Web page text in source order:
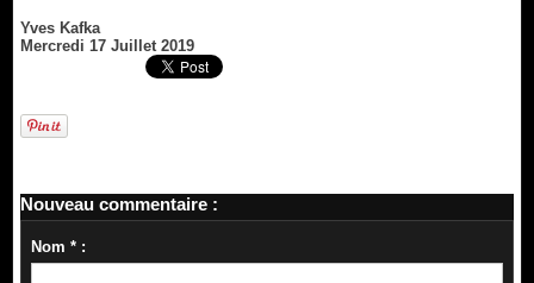
Yves Kafka
Mercredi 17 Juillet 2019
Nouveau commentaire :
Nom * :